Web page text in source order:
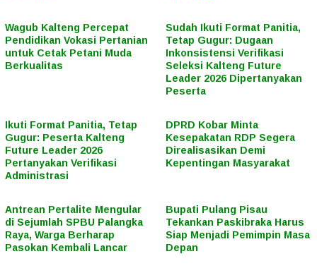
Wagub Kalteng Percepat
Pendidikan Vokasi Pertanian
untuk Cetak Petani Muda
Berkualitas
Sudah Ikuti Format Panitia,
Tetap Gugur: Dugaan
Inkonsistensi Verifikasi
Seleksi Kalteng Future
Leader 2026 Dipertanyakan
Peserta
Ikuti Format Panitia, Tetap
Gugur: Peserta Kalteng
Future Leader 2026
Pertanyakan Verifikasi
Administrasi
DPRD Kobar Minta
Kesepakatan RDP Segera
Direalisasikan Demi
Kepentingan Masyarakat
Antrean Pertalite Mengular
di Sejumlah SPBU Palangka
Raya, Warga Berharap
Pasokan Kembali Lancar
Bupati Pulang Pisau
Tekankan Paskibraka Harus
Siap Menjadi Pemimpin Masa
Depan